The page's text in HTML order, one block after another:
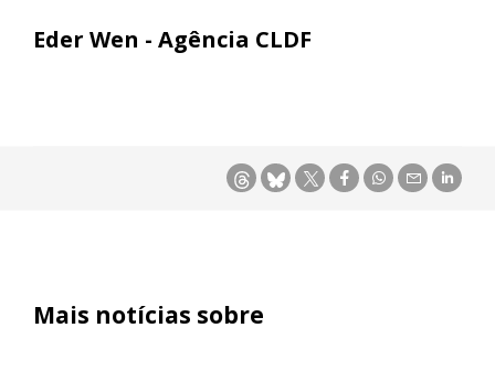
Eder Wen - Agência CLDF
Mais notícias sobre